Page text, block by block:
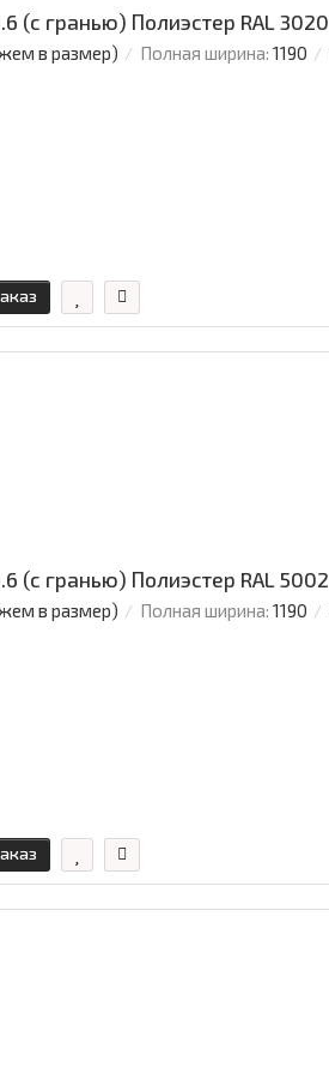
(с гранью) Полиэстер RAL 3020
в размер) Полная ширина: 1190
(с гранью) Полиэстер RAL 5002
в размер) Полная ширина: 1190